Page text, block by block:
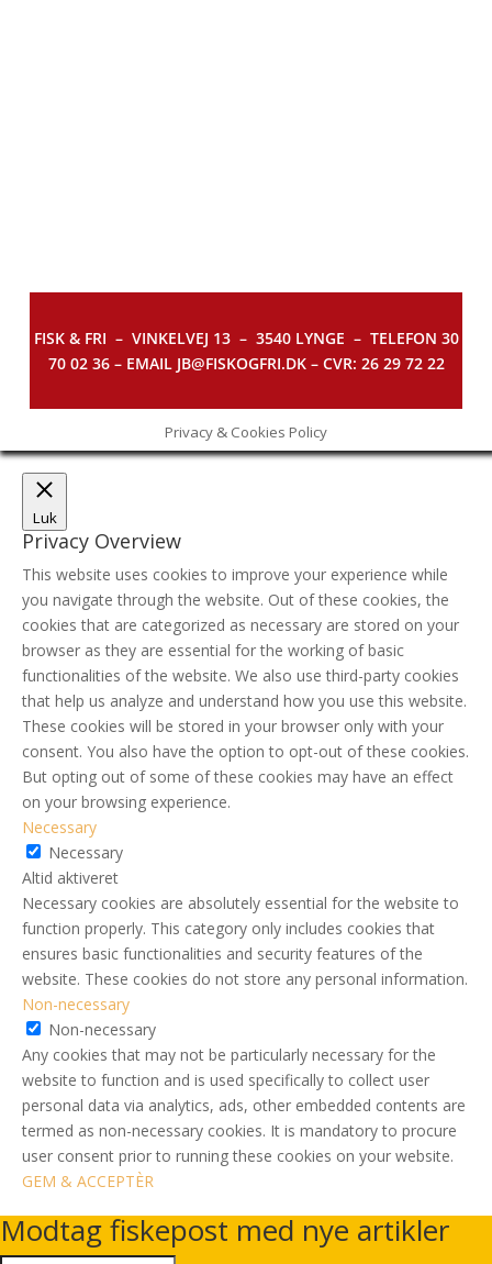
FISK & FRI – VINKELVEJ 13 – 3540 LYNGE – TELEFON 30
70 02 36 – EMAIL JB@FISKOGFRI.DK – CVR: 26 29 72 22
Privacy & Cookies Policy
Luk
Privacy Overview
This website uses cookies to improve your experience while
you navigate through the website. Out of these cookies, the
cookies that are categorized as necessary are stored on your
browser as they are essential for the working of basic
functionalities of the website. We also use third-party cookies
that help us analyze and understand how you use this website.
These cookies will be stored in your browser only with your
consent. You also have the option to opt-out of these cookies.
But opting out of some of these cookies may have an effect
on your browsing experience.
Necessary
Necessary
Altid aktiveret
Necessary cookies are absolutely essential for the website to
function properly. This category only includes cookies that
ensures basic functionalities and security features of the
website. These cookies do not store any personal information.
Non-necessary
Non-necessary
Any cookies that may not be particularly necessary for the
website to function and is used specifically to collect user
personal data via analytics, ads, other embedded contents are
termed as non-necessary cookies. It is mandatory to procure
user consent prior to running these cookies on your website.
GEM & ACCEPTÈR
Modtag fiskepost med nye artikler